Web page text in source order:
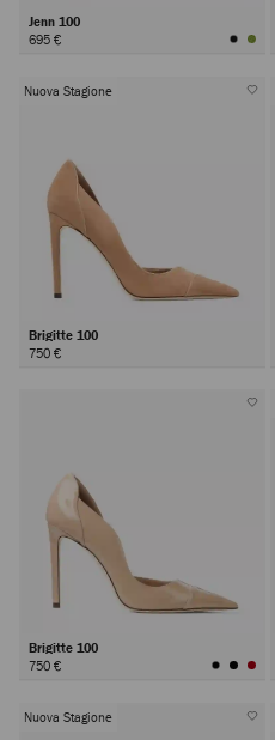
Jenn 100
695 €
Nuova Stagione
Brigitte 100
750 €
Brigitte 100
750 €
Nuova Stagione